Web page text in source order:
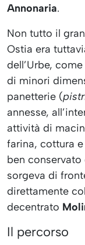
Annonaria.
Non tutto il
Ostia era
dell’Urbe,
di minori
panetterie (
annesse,
attività di
farina, cottura
ben conservato
sorgeva di
direttamente
decentrato
Il percorso